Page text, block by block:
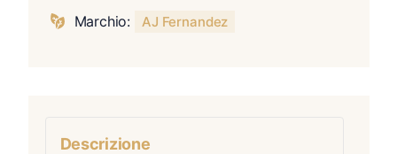
Marchio: AJ Fernandez
Descrizione